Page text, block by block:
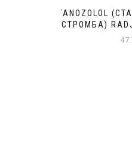
STANOZOLOL
СТРОМБА)